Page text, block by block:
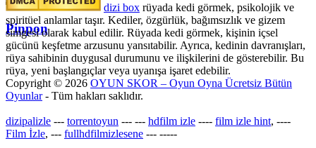
Pinpon
dizi box rüyada kedi görmek​, psikolojik ve
spiritüel anlamlar taşır. Kediler, özgürlük, bağımsızlık ve gizem
simgesi olarak kabul edilir. Rüyada kedi görmek, kişinin içsel
gücünü keşfetme arzusunu yansıtabilir. Ayrıca, kedinin davranışları,
rüya sahibinin duygusal durumunu ve ilişkilerini de gösterebilir. Bu
rüya, yeni başlangıçlar veya uyanışa işaret edebilir.
Copyright © 2026 OYUN SKOR – Oyun Oyna Ücretsiz Bütün
Oyunlar- Tüm hakları saklıdır.
dizipalizle --- torrentoyun --- --- hdfilm izle ---- film izle hint, ----
Film İzle, --- fullhdfilmizlesene --- -----